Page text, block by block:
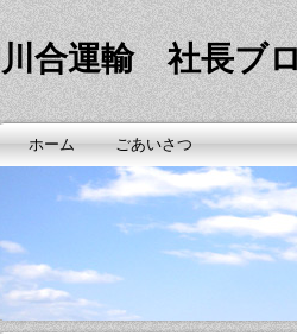
川合運輸 社長ブ
ホーム ごあいさつ